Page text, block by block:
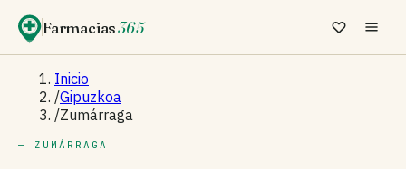
Farmacias365
Inicio
/Gipuzkoa
/Zumárraga
— ZUMÁRRAGA